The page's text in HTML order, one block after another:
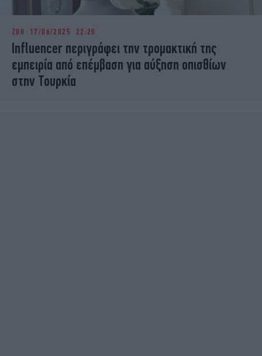
ΖΩΗ 17/06/2025 22:20
Influencer περιγράφει την τρομακτική της
εμπειρία από επέμβαση για αύξηση οπισθίων
στην Τουρκία